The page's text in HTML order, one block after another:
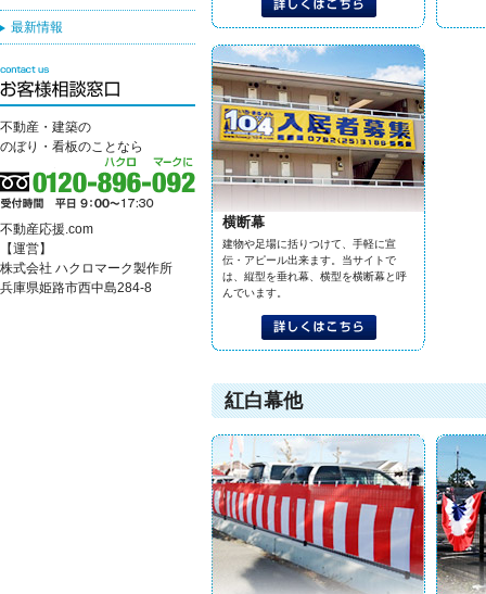
横断幕
建物や足場に括りつけて、手軽に宣
伝・アピール出来ます。当サイトで
は、縦型を垂れ幕、横型を横断幕と呼
んでいます。
紅白幕他
最新情報
不動産・建築の
のぼり・看板のことなら
不動産応援.com
【運営】
株式会社 ハクロマーク製作所
兵庫県姫路市西中島284-8